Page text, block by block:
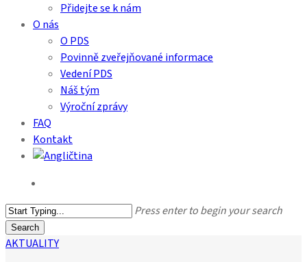
Přidejte se k nám
O nás
O PDS
Povinně zveřejňované informace
Vedení PDS
Náš tým
Výroční zprávy
FAQ
Kontakt
Press enter to begin your search
Search
Close
AKTUALITY